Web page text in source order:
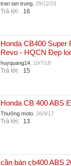
tran tan trung 29/12/19
Trả lời: 16
Honda CB400 Super
Revo - HQCN Đẹp
huyquang14 19/7/18
Trả lời: 15
Honda CB 400 ABS
Thưởng moto 26/9/17
Trả lời: 13
cần bán cb400 ABS